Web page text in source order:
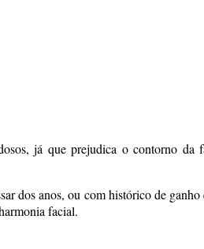
já que prejudica o contorno da
dos anos, ou com histórico de
facial.